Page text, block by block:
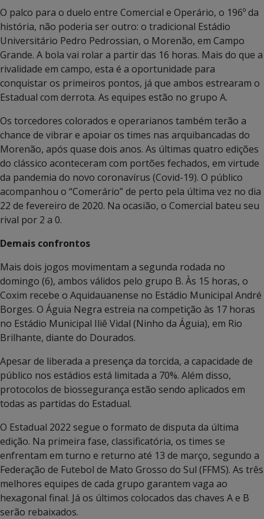
O palco para o duelo entre Comercial e Operário, o 196º da
história, não poderia ser outro: o tradicional Estádio
Universitário Pedro Pedrossian, o Morenão, em Campo
Grande. A bola vai rolar a partir das 16 horas. Mais do que a
rivalidade em campo, esta é a oportunidade para
conquistar os primeiros pontos, já que ambos estrearam o
Estadual com derrota. As equipes estão no grupo A.
Os torcedores colorados e operarianos também terão a
chance de vibrar e apoiar os times nas arquibancadas do
Morenão, após quase dois anos. As últimas quatro edições
do clássico aconteceram com portões fechados, em virtude
da pandemia do novo coronavírus (Covid-19). O público
acompanhou o “Comerário” de perto pela última vez no dia
22 de fevereiro de 2020. Na ocasião, o Comercial bateu seu
rival por 2 a 0.
Demais confrontos
Mais dois jogos movimentam a segunda rodada no
domingo (6), ambos válidos pelo grupo B. Às 15 horas, o
Coxim recebe o Aquidauanense no Estádio Municipal André
Borges. O Águia Negra estreia na competição às 17 horas
no Estádio Municipal Iliê Vidal (Ninho da Águia), em Rio
Brilhante, diante do Dourados.
Apesar de liberada a presença da torcida, a capacidade de
público nos estádios está limitada a 70%. Além disso,
protocolos de biossegurança estão sendo aplicados em
todas as partidas do Estadual.
O Estadual 2022 segue o formato de disputa da última
edição. Na primeira fase, classificatória, os times se
enfrentam em turno e returno até 13 de março, segundo a
Federação de Futebol de Mato Grosso do Sul (FFMS). As três
melhores equipes de cada grupo garantem vaga ao
hexagonal final. Já os últimos colocados das chaves A e B
serão rebaixados.